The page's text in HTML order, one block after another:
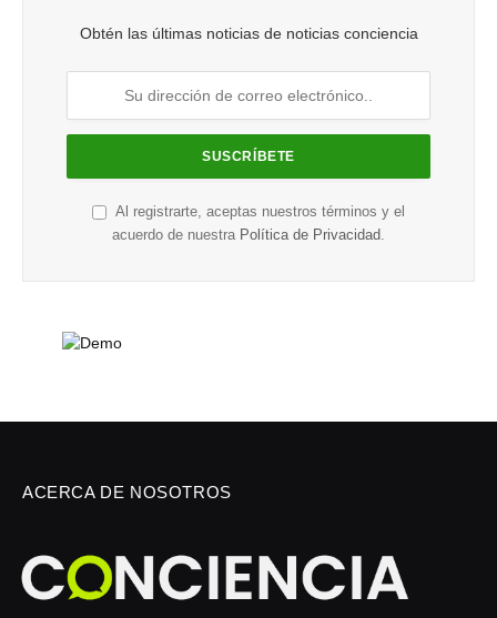
Obtén las últimas noticias de noticias conciencia
Al registrarte, aceptas nuestros términos y el
acuerdo de nuestra Política de Privacidad.
ACERCA DE NOSOTROS